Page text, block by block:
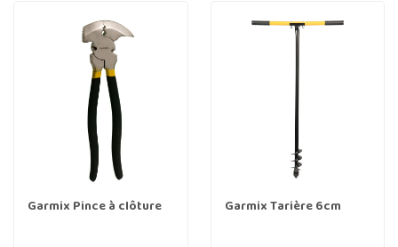
Garmix Pince à clôture Garmix Tarière 6cm